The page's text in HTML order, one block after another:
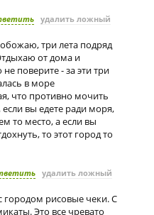
удалить ложный
три лета подряд
от дома и
поверите - за эти три
в море
что противно мочить
вы едете ради моря,
то место, а если вы
то этот город то
удалить ложный
городом рисовые чеки. С
Это все чревато